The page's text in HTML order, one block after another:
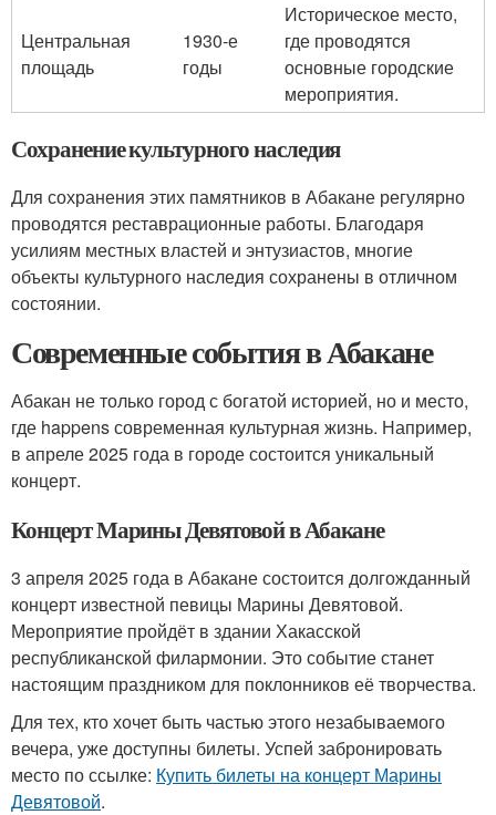
Центральная
площадь
1930-е
годы
Историческое место,
где проводятся
основные городские
мероприятия.
Сохранение культурного наследия
Для сохранения этих памятников в Абакане регулярно
проводятся реставрационные работы. Благодаря
усилиям местных властей и энтузиастов, многие
объекты культурного наследия сохранены в отличном
состоянии.
Современные события в Абакане
Абакан не только город с богатой историей, но и место,
где happens современная культурная жизнь. Например,
в апреле 2025 года в городе состоится уникальный
концерт.
Концерт Марины Девятовой в Абакане
3 апреля 2025 года в Абакане состоится долгожданный
концерт известной певицы Марины Девятовой.
Мероприятие пройдёт в здании Хакасской
республиканской филармонии. Это событие станет
настоящим праздником для поклонников её творчества.
Для тех, кто хочет быть частью этого незабываемого
вечера, уже доступны билеты. Успей забронировать
место по ссылке: Купить билеты на концерт Марины
Девятовой.